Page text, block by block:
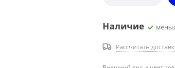
Наличие
Рассчитать